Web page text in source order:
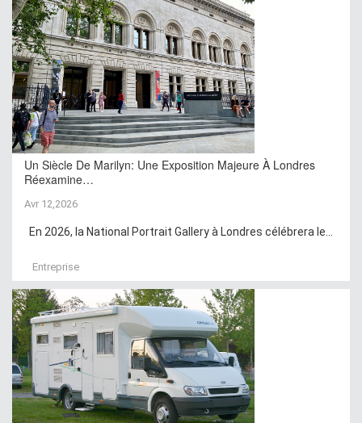
Un Siècle De Marilyn: Une Exposition Majeure À Londres
Réexamine…
Avr 12,2026
En 2026, la National Portrait Gallery à Londres célébrera le...
Entreprise